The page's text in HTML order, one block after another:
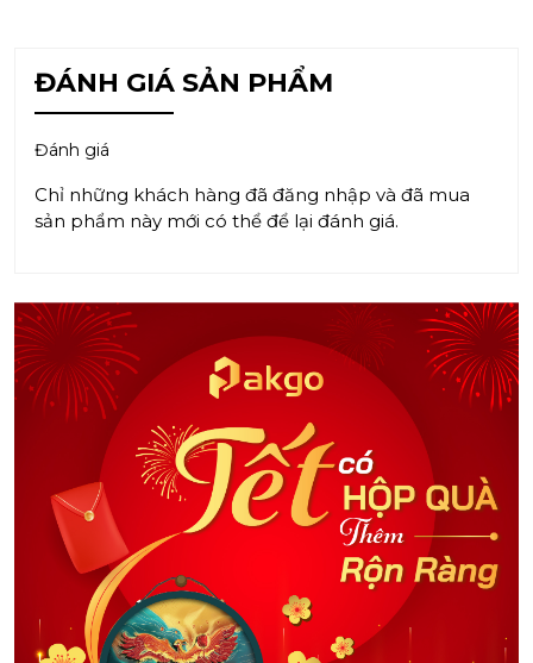
ĐÁNH GIÁ SẢN PHẨM
Đánh giá
Chỉ những khách hàng đã đăng nhập và đã mua
sản phẩm này mới có thể để lại đánh giá.